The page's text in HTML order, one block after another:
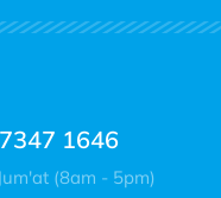
1646
(8am - 5pm)